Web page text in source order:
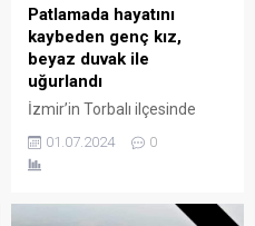
Patlamada hayatını
kaybeden genç kız,
beyaz duvak ile
uğurlandı
İzmir’in Torbalı ilçesinde
patlamada Derikli 4 genç kız
ile beraber hayatını
01.07.2024 0